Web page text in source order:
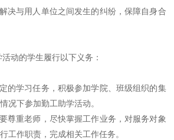
决与用人单位之间发生的纠纷，保障自身合
动的学生履行以下义务：
的学习任务，积极参加学院、班级组织的集
况下参加勤工助学活动。
尊重老师，尽快掌握工作业务，对服务对象
工作职责，完成相关工作任务。